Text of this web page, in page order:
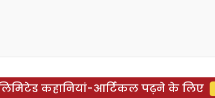
कहानियां-आर्टिकल पढ़ने के लिए